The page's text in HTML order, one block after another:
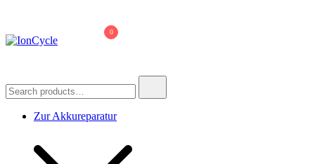
content
Refreshing Zellentausch Umwidmung
0
for:
Zur Akkureparatur